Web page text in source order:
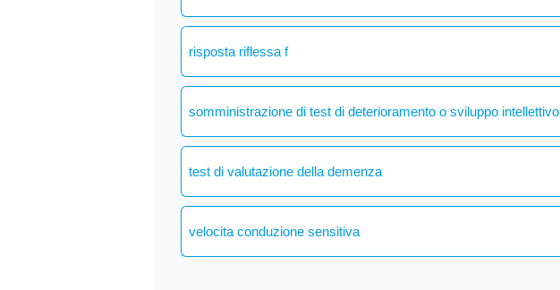
risposta riflessa f
somministrazione di test di deterioramento o sviluppo intellettivo
test di valutazione della demenza
velocita conduzione sensitiva